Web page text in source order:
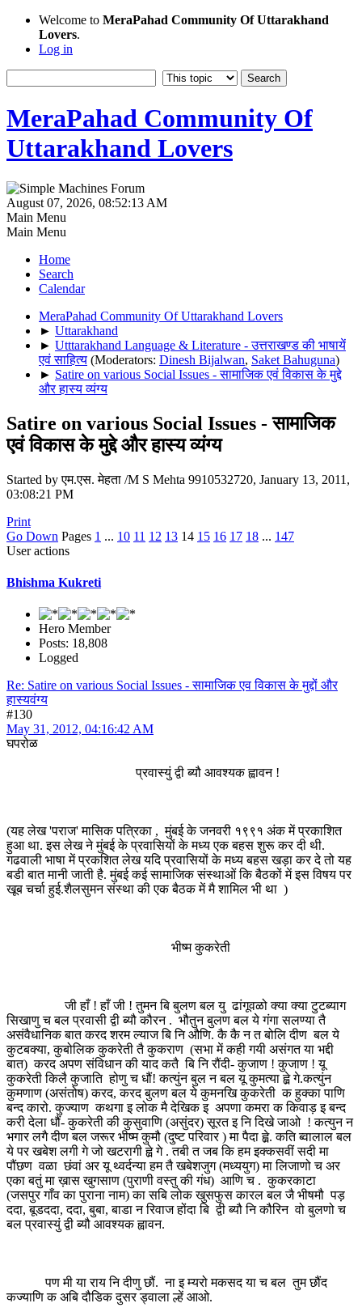
Welcome to MeraPahad Community Of Uttarakhand
Lovers.
Log in
MeraPahad Community Of
Uttarakhand Lovers
August 07, 2026, 08:52:13 AM
Main Menu
Main Menu
Home
Search
Calendar
MeraPahad Community Of Uttarakhand Lovers
► Uttarakhand
► Utttarakhand Language & Literature - उत्तराखण्ड की भाषायें
एवं साहित्य (Moderators: Dinesh Bijalwan, Saket Bahuguna)
► Satire on various Social Issues - सामाजिक एवं विकास के मुद्दे
और हास्य व्यंग्य
Satire on various Social Issues - सामाजिक
एवं विकास के मुद्दे और हास्य व्यंग्य
Started by एम.एस. मेहता /M S Mehta 9910532720, January 13, 2011,
03:08:21 PM
Print
Go Down Pages 1 ... 10 11 12 13 14 15 16 17 18 ... 147
User actions
Bhishma Kukreti
Hero Member
Posts: 18,808
Logged
Re: Satire on various Social Issues - सामाजिक एव विकास के मुद्दों और
हास्यवंग्य
#130
May 31, 2012, 04:16:42 AM
घपरोळ
प्रवास्युं द्वी ब्यौ आवश्यक ह्वावन !
(यह लेख 'पराज' मासिक पत्रिका , मुंबई के जनवरी १९९१ अंक में प्रकाशित
हुआ था. इस लेख ने मुंबई के प्रवासियों के मध्य एक बहस शुरू कर दी थी.
गढवाली भाषा में प्रकशित लेख यदि प्रवासियों के मध्य बहस खड़ा कर दे तो यह
बडी बात मानी जाती है. मुंबई कई सामाजिक संस्थाओं कि बैठकों में इस विषय पर
खूब चर्चा हुई.शैलसुमन संस्था की एक बैठक में मै शामिल भी था )
भीष्म कुकरेती
जी हाँ ! हाँ जी ! तुमन बि बुलण बल यु ढांगूवळो क्या क्या टुटब्याग
सिखाणु च बल प्रवासी द्वी ब्यौ कौरन . भौतुन बुलण बल ये गंगा सलण्या तै
असंवैधानिक बात करद शरम ल्याज बि नि औणि. कै कै न त बोलि दीण बल ये
कुटबक्या, कुबोलिक कुकरेती तै कुकराण (सभा में कही गयी असंगत या भद्दी
बात) करद अपण संविधान की याद कतै बि नि रौंदी- कुजाण ! कुजाण ! यू
कुकरेती किलै कुजाति होणु च धौं! कत्युंन बुल न बल यू कुमत्या ह्व़े गे.कत्युंन
कुमणाण (असंतोष) करद, करद बुलण बल ये कुमनखि कुकरेती क हुक्का पाणि
बन्द कारो. कुज्याण कथगा इ लोक मै देखिक इ अपणा कमरा क किवाड़ इ बन्द
करी देला धौं- कुकरेती की कुसुवाणि (असुंदर) सूरत इ नि दिखे जाओ ! कत्युन न
भगार लगै दीण बल जरूर भीष्म कुमौ (दुष्ट परिवार ) मा पैदा ह्व़े. कति ब्वालाल बल
ये पर खबेश लगी गे जो खटरागी ह्व़े गे . तबी त जब कि हम इक्कसवीं सदी मा
पौंछण वळा छंवां अर यू थ्वर्दन्या हम तै खबेशजुग (मध्ययुग) मा लिजाणो च अर
एका बतुं मा ख़ास खुगसाण (पुराणी वस्तु की गंध) आणि च . कुकरकाटा
(जसपुर गाँव का पुराना नाम) का सबि लोक खुसफुस कारल बल जै भीषमौ पड़
ददा, बूडददा, ददा, बुबा, बाडा न रिवाज होंदा बि द्वी ब्यौ नि कौरिन वो बुलणो च
बल प्रवास्युं द्वी ब्यौ आवश्यक ह्वावन.
पण मी या राय नि दीणु छौं. ना इ म्यरो मकसद या च बल तुम छौंद
कज्याणि क अबि दौडिक दुसर ड्वाला ल्हें आओ.